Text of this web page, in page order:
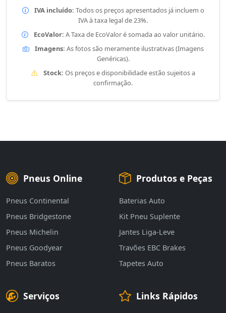
IVA incluído: Todos os preços apresentados já incluem o
IVA à taxa legal de 23%.
EcoValor: A Taxa de EcoValor é somada ao valor unitário.
Imagens: As fotos são meramente ilustrativas (Imagens
Genéricas).
Stock: Os preços e disponibilidade estão sujeitos a
confirmação.
Pneus Online
Pneus Continental
Pneus Bridgestone
Pneus Michelin
Pneus Goodyear
Pneus Baratos
Produtos e Peças
Baterias Auto
Kit Pneu Suplente
Jantes Liga-Leve
Travões EBC Brakes
Tapetes Auto
Serviços Links Rápidos